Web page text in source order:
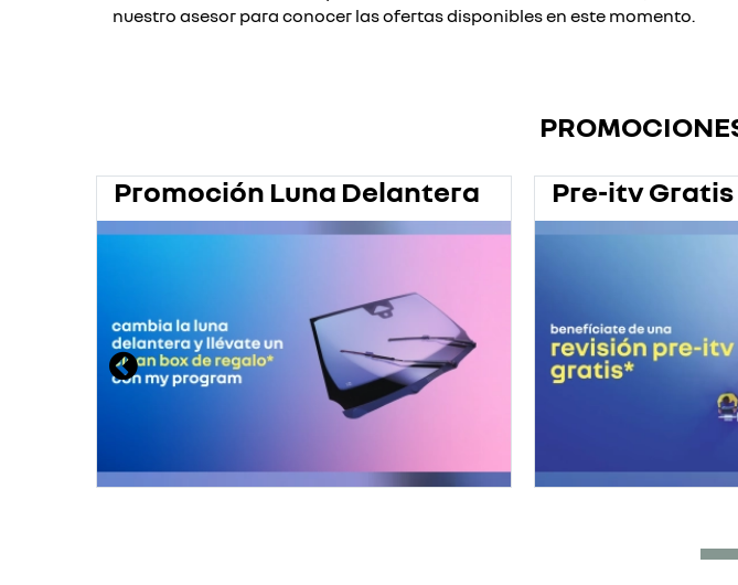
nuestro asesor para conocer las ofertas disponibles en este momento.
Promoción Luna Delantera
Pre-itv Gratis